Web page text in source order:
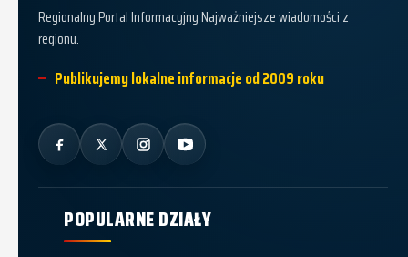
Regionalny Portal Informacyjny Najważniejsze wiadomości z
regionu.
Publikujemy lokalne informacje od 2009 roku
POPULARNE DZIAŁY